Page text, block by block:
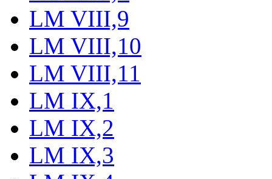
LM VIII,9
LM VIII,10
LM VIII,11
LM IX,1
LM IX,2
LM IX,3